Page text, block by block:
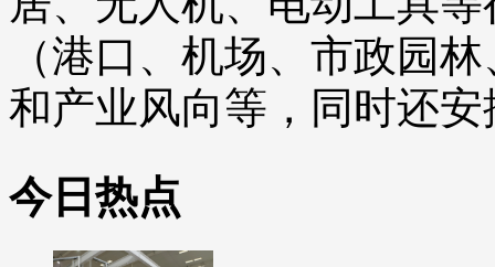
（港口、机场、市政园
和产业风向等，同时还
今日热点